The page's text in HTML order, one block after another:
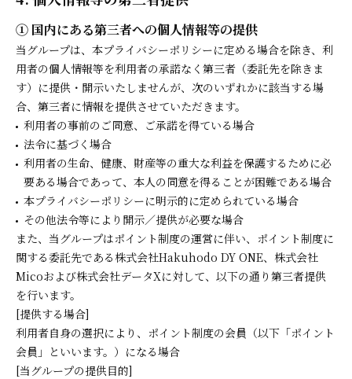
① 国内にある第三者への個人情報等の提供
当グループは、本プライバシーポリシーに定める場合を除き、利
用者の個人情報等を利用者の承諾なく第三者（委託先を除きま
す）に提供・開示いたしませんが、次のいずれかに該当する場
合、第三者に情報を提供させていただきます。
利用者の事前のご同意、ご承諾を得ている場合
法令に基づく場合
利用者の生命、健康、財産等の重大な利益を保護するために必
要ある場合であって、本人の同意を得ることが困難である場合
本プライバシーポリシーに明示的に定められている場合
その他法令等により開示／提供が必要な場合
また、当グループはポイント制度の運営に伴い、ポイント制度に
関する委託先である株式会社Hakuhodo DY ONE、株式会社
Micoおよび株式会社データXに対して、以下の通り第三者提供
を行います。
[提供する場合]
利用者自身の選択により、ポイント制度の会員（以下「ポイント
会員」といいます。）になる場合
[当グループの提供目的]